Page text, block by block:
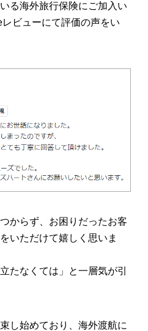
る海外旅行保険にご加入い
ビューにて評価の声をい
からず、お困りだったお客
いただけて嬉しく思いま
たなくては」と一層気が引
し始めており、海外渡航に